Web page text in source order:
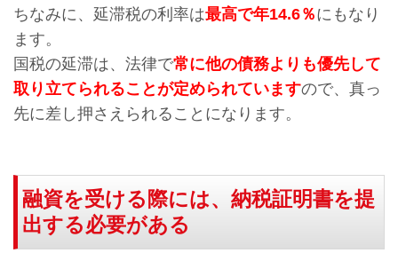
ちなみに、延滞税の利率は最高で年14.6％にもなり
ます。
国税の延滞は、法律で常に他の債務よりも優先して
取り立てられることが定められていますので、真っ
先に差し押さえられることになります。
融資を受ける際には、納税証明書を提
出する必要がある